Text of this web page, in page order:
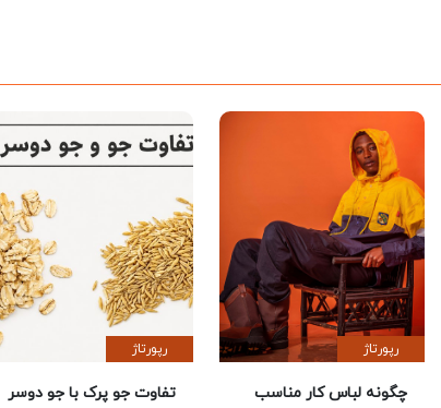
رپورتاژ
چگونه لباس کار مناسب
رپورتاژ
تفاوت جو پرک با جو دوسر